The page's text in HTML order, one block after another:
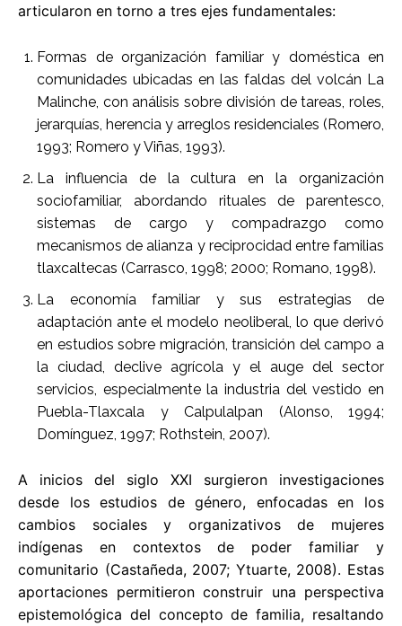
articularon en torno a tres ejes fundamentales:
Formas de organización familiar y doméstica en
comunidades ubicadas en las faldas del volcán La
Malinche, con análisis sobre división de tareas, roles,
jerarquías, herencia y arreglos residenciales (Romero,
1993; Romero y Viñas, 1993).
La influencia de la cultura en la organización
sociofamiliar, abordando rituales de parentesco,
sistemas de cargo y compadrazgo como
mecanismos de alianza y reciprocidad entre familias
tlaxcaltecas (Carrasco, 1998; 2000; Romano, 1998).
La economía familiar y sus estrategias de
adaptación ante el modelo neoliberal, lo que derivó
en estudios sobre migración, transición del campo a
la ciudad, declive agrícola y el auge del sector
servicios, especialmente la industria del vestido en
Puebla-Tlaxcala y Calpulalpan (Alonso, 1994;
Domínguez, 1997; Rothstein, 2007).
A inicios del siglo XXI surgieron investigaciones
desde los estudios de género, enfocadas en los
cambios sociales y organizativos de mujeres
indígenas en contextos de poder familiar y
comunitario (Castañeda, 2007; Ytuarte, 2008). Estas
aportaciones permitieron construir una perspectiva
epistemológica del concepto de familia, resaltando